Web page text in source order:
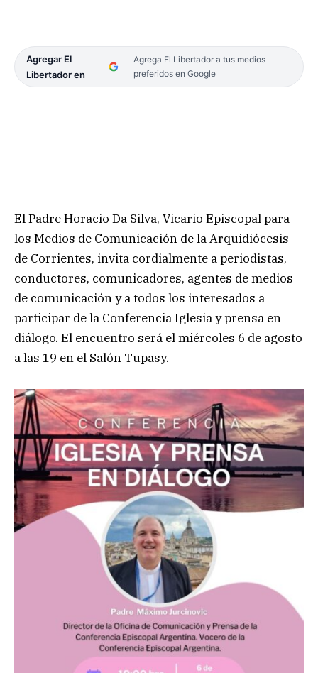
Agregar El
Libertador en
Agrega El Libertador a tus medios
preferidos en Google
El Padre Horacio Da Silva, Vicario Episcopal para
los Medios de Comunicación de la Arquidiócesis
de Corrientes, invita cordialmente a periodistas,
conductores, comunicadores, agentes de medios
de comunicación y a todos los interesados a
participar de la Conferencia Iglesia y prensa en
diálogo. El encuentro será el miércoles 6 de agosto
a las 19 en el Salón Tupasy.